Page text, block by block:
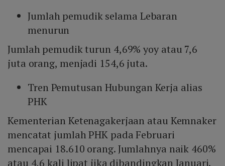
Jumlah pemudik selama Lebaran
menurun
Jumlah pemudik turun 4,69% yoy atau 7,6
juta orang, menjadi 154,6 juta.
Tren Pemutusan Hubungan Kerja alias
PHK
Kementerian Ketenagakerjaan atau Kemnaker
mencatat jumlah PHK pada Februari
mencapai 18.610 orang. Jumlahnya naik 460%
atau 4,6 kali lipat jika dibandingkan Januari.